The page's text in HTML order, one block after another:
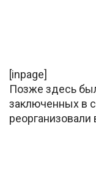
[inpage]
Позже здесь
заключенных в